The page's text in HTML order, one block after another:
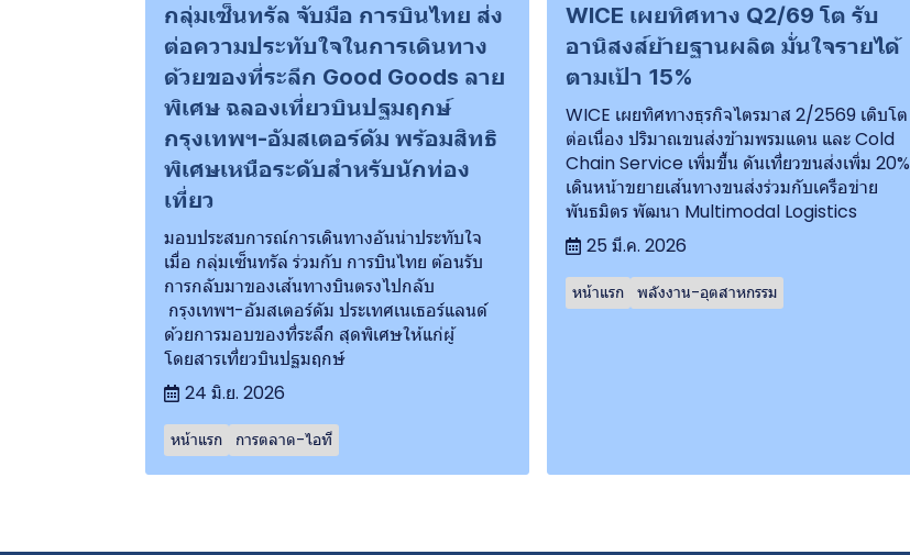
กลุ่มเซ็นทรัล จับมือ การบินไทย ส่ง
ต่อความประทับใจในการเดินทาง
ด้วยของที่ระลึก Good Goods ลาย
พิเศษ ฉลองเที่ยวบินปฐมฤกษ์
กรุงเทพฯ-อัมสเตอร์ดัม พร้อมสิทธิ
พิเศษเหนือระดับสำหรับนักท่อง
เที่ยว
มอบประสบการณ์การเดินทางอันน่าประทับใจ
เมื่อ กลุ่มเซ็นทรัล ร่วมกับ การบินไทย ต้อนรับ
การกลับมาของเส้นทางบินตรงไปกลับ
กรุงเทพฯ-อัมสเตอร์ดัม ประเทศเนเธอร์แลนด์
ด้วยการมอบของที่ระลึก สุดพิเศษให้แก่ผู้
โดยสารเที่ยวบินปฐมฤกษ์
24 มิ.ย. 2026
หน้าแรก การตลาด-ไอที
WICE เผยทิศทาง Q2/69 โต รับ
อานิสงส์ย้ายฐานผลิต มั่นใจรายได้
ตามเป้า 15%
WICE เผยทิศทางธุรกิจไตรมาส 2/2569 เติบโต
ต่อเนื่อง ปริมาณขนส่งข้ามพรมแดน และ Cold
Chain Service เพิ่มขึ้น ดันเที่ยวขนส่งเพิ่ม 20%
เดินหน้าขยายเส้นทางขนส่งร่วมกับเครือข่าย
พันธมิตร พัฒนา Multimodal Logistics
25 มี.ค. 2026
หน้าแรก พลังงาน-อุตสาหกรรม